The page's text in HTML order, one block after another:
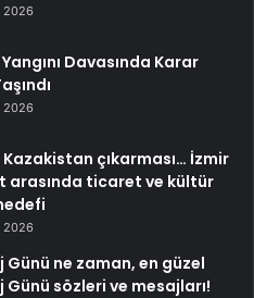
2026
Davasında Karar
2026
Kazakistan çıkarması… İzmir
arasında ticaret ve kültür
2026
Günü ne zaman, en güzel
Günü sözleri ve mesajları!